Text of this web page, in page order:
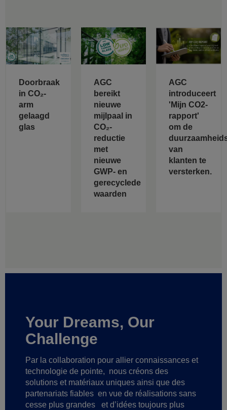
Doorbraak
in CO₂-
arm
gelaagd
glas
AGC
bereikt
nieuwe
mijlpaal in
CO₂-
reductie
met
nieuwe
GWP- en
gerecyclede
waarden
AGC
introduceert
'Mijn CO2-
rapport'
om de
van
klanten te
versterken.
Your Dreams, Our
Challenge
Par la collaboration pour allier connaissances et
technologie de pointe, nous créons des
solutions et matériaux uniques ainsi que des
partenariats fiables en vue de réalisations sans
cesse plus grandes
et d’idées toujours plus